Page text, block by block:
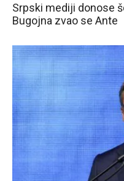
Srpski mediji donose
Bugojna zvao se Ante